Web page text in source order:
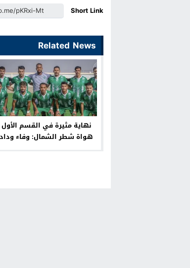
Short Link
Related News
نهاية مثيرة في القسم الأول
هواة شطر الشمال: وفاء وداد